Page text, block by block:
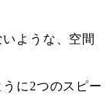
ような、空間
に2つのスピー